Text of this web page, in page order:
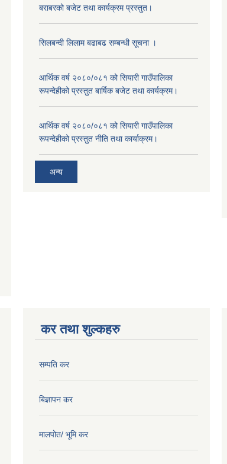
बराबरको बजेट तथा कार्यक्रम प्रस्तुत।
सिलबन्दी लिलाम बढाबढ सम्बन्धी सूचना ।
आर्थिक वर्ष २०८०/०८१ को सियारी गाउँपालिका
रूपन्देहीको प्रस्तुत बार्षिक बजेट तथा कार्यक्रम।
आर्थिक वर्ष २०८०/०८१ को सियारी गाउँपालिका
रूपन्देहीको प्रस्तुत नीति तथा कार्याक्रम।
अन्य
कर तथा शुल्कहरु
सम्पति कर
बिज्ञापन कर
मालपोत/ भूमि कर